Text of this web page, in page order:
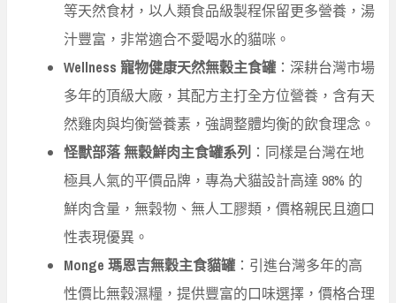
等天然食材，以人類食品級製程保留更多營養，湯
汁豐富，非常適合不愛喝水的貓咪。
Wellness 寵物健康天然無穀主食罐 ：深耕台灣市場
多年的頂級大廠，其配方主打全方位營養，含有天
然雞肉與均衡營養素，強調整體均衡的飲食理念。
怪獸部落 無穀鮮肉主食罐系列 ：同樣是台灣在地
極具人氣的平價品牌，專為犬貓設計高達 98% 的
鮮肉含量，無穀物、無人工膠類，價格親民且適口
性表現優異。
Monge 瑪恩吉無穀主食貓罐 ：引進台灣多年的高
性價比無穀濕糧，提供豐富的口味選擇，價格合理